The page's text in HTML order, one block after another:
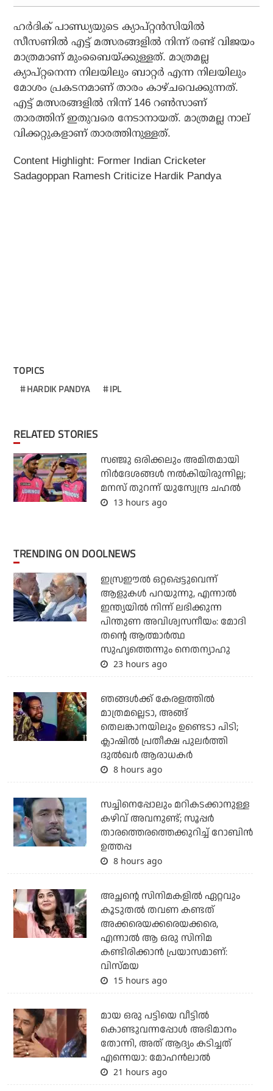
ഹര്‍ദിക് പാണ്ഡ്യയുടെ ക്യാപ്റ്റന്‍സിയില്‍
സീസണില്‍ എട്ട് മത്സരങ്ങളില്‍ നിന്ന് രണ്ട് വിജയം
മാത്രമാണ് മുംബൈയ്ക്കുള്ളത്. മാത്രമല്ല
ക്യാപ്റ്റനെന്ന നിലയിലും ബാറ്റര്‍ എന്ന നിലയിലും
മോശം പ്രകടനമാണ് താരം കാഴ്ചവെക്കുന്നത്.
എട്ട് മത്സരങ്ങളില്‍ നിന്ന് 146 റണ്‍സാണ്
താരത്തിന് ഇതുവരെ നേടാനായത്. മാത്രമല്ല നാല്
വിക്കറ്റുകളാണ് താരത്തിനുള്ളത്.
Content Highlight: Former Indian Cricketer
Sadagoppan Ramesh Criticize Hardik Pandya
TOPICS
HARDIK PANDYA IPL
RELATED STORIES
സഞ്ജു ഒരിക്കലും അമിതമായി
നിര്‍ദേശങ്ങള്‍ നല്‍കിയിരുന്നില്ല;
മനസ് തുറന്ന് യുസ്വേന്ദ്ര ചഹല്‍
13 hours ago
TRENDING ON DOOLNEWS
ഇസ്രഈല്‍ ഒറ്റപ്പെട്ടുവെന്ന്
ആളുകള്‍ പറയുന്നു, എന്നാല്‍
ഇന്ത്യയില്‍ നിന്ന് ലഭിക്കുന്ന
പിന്തുണ അവിശ്വസനീയം: മോദി
തന്റെ ആത്മാര്‍ത്ഥ
സുഹൃത്തെന്നും നെതന്യാഹു
23 hours ago
ഞങ്ങള്‍ക്ക് കേരളത്തില്‍
മാത്രമല്ലെടാ, അങ്ങ്
തെലങ്കാനയിലും ഉണ്ടെടാ പിടി;
ക്ലാഷില്‍ പ്രതീക്ഷ പുലര്‍ത്തി
ദുല്‍ഖര്‍ ആരാധകര്‍
8 hours ago
സച്ചിനെപ്പോലും മറികടക്കാനുള്ള
കഴിവ് അവനുണ്ട്; സൂപ്പര്‍
താരത്തെരത്തെക്കുറിച്ച് റോബിന്‍
ഉത്തപ്പ
8 hours ago
അച്ഛന്റെ സിനിമകളില്‍ ഏറ്റവും
കൂടുതല്‍ തവണ കണ്ടത്
അക്കരെയക്കരെയക്കരെ,
എന്നാല്‍ ആ ഒരു സിനിമ
കണ്ടിരിക്കാന്‍ പ്രയാസമാണ്:
വിസ്മയ
15 hours ago
മായ ഒരു പട്ടിയെ വീട്ടില്‍
കൊണ്ടുവന്നപ്പോള്‍ അഭിമാനം
തോന്നി, അത് ആദ്യം കടിച്ചത്
എന്നെയാ: മോഹന്‍ലാല്‍
21 hours ago